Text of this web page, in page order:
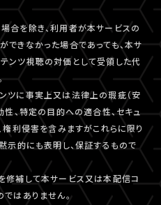
を除き、利用者が本サービスの
きなかった場合であっても、本サ
ンツ視聴の対価として受領した代
に事実上又は法律上の瑕疵（安
性、特定の目的への適合性、セキュ
権利侵害を含みますがこれらに限り
示的にも表明し、保証するもので
補して本サービス又は本配信コ
はありません。